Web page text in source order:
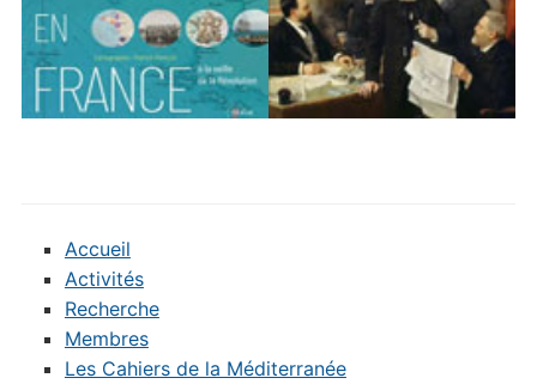
Accueil
Activités
Recherche
Membres
Les Cahiers de la Méditerranée